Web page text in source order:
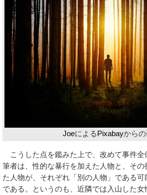
JoeによるPixabayから
こうした点を鑑みた上で、改めて事件全
筆者は、性的な暴行を加えた人物と、その
た人物が、それぞれ「別の人物」である
である。というのも、近隣では入山した